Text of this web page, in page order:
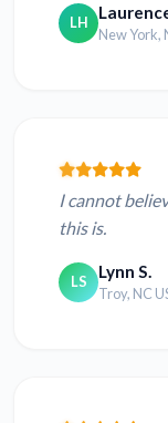
LH
New York,
I cannot
this is.
LS Lynn S.
Troy, NC